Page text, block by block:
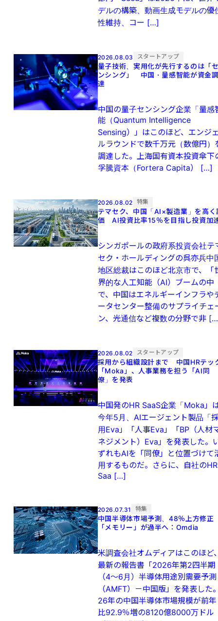
デルの構築、動画生成モデルの優
性維持、コー […]
2026.08.03 スタートアップ
量子技術、実用化が先行するのは「
ンシング」 中国・量感智能が資金
達
中国の量子センシング企業「量感
能（Quantum Intelligence
Sensing）」はこのほど、エンジ
ルラウンドで数千万元（数億円）
調達した。上海国有資本投資傘下
孚騰資本（Fortera Capita） […]
2026.08.02 特集
テマセク、中国「AI×製造業」を高く
価 AI投資比率15％を目指し投資加
シンガポールの政府系投資会社テ
セク・ホールディングの呉亦兵中
地区総裁はこのほど北京市で、「
界的な人工知能（AI）ブームの中
で、中国はエネルギーインフラや
ータセンター整備のサプライチェ
ン、光通信など複数の分野で非
2026.08.02 スタートアップ
採用から組織設計まで 中国HRテッ
「Moka」、人事業務を担う「AI同
僚」を発表
中国発のHR SaaS企業「Moka」
今年5月、AIエージェント製品「
用Eva」「人事Eva」「BP（人材
ネジメント）Eva」を発表した。
ずれもAIを「同僚」と位置づけて
用するものだ。さらに、自社のHR
Saa […]
2026.07.31 特集
中国半導体市場予測、48％上方修
「メモリー」が過半へ：Omdia
米調査会社オムディアはこのほど
最新の報告書「2026年第2四半期
（4～6月）半導体用途別需要予測
（AMFT）－中国版」を発表した
26年の中国半導体市場規模が前年
比92.9％増の8120億8000万ドル